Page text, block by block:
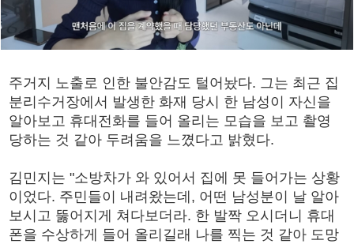
주거지 노출로 인한 불안감도 털어놨다. 그는 최근 집
분리수거장에서 발생한 화재 당시 한 남성이 자신을
알아보고 휴대전화를 들어 올리는 모습을 보고 촬영
당하는 것 같아 두려움을 느꼈다고 밝혔다.
김민지는 "소방차가 와 있어서 집에 못 들어가는 상황
이었다. 주민들이 내려왔는데, 어떤 남성분이 날 알아
보시고 뚫어지게 쳐다보더라. 한 발짝 오시더니 휴대
폰을 수상하게 들어 올리길래 나를 찍는 것 같아 도망